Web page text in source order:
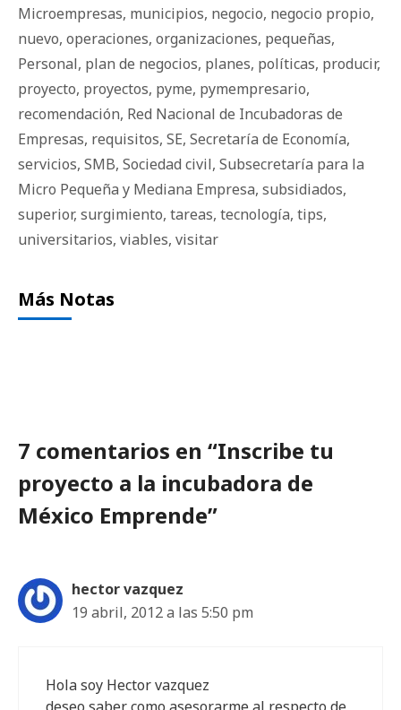
Microempresas, municipios, negocio, negocio propio,
nuevo, operaciones, organizaciones, pequeñas,
Personal, plan de negocios, planes, políticas, producir,
proyecto, proyectos, pyme, pymempresario,
recomendación, Red Nacional de Incubadoras de
Empresas, requisitos, SE, Secretaría de Economía,
servicios, SMB, Sociedad civil, Subsecretaría para la
Micro Pequeña y Mediana Empresa, subsidiados,
superior, surgimiento, tareas, tecnología, tips,
universitarios, viables, visitar
Más Notas
7 comentarios en “Inscribe tu
proyecto a la incubadora de
México Emprende”
hector vazquez
19 abril, 2012 a las 5:50 pm
Hola soy Hector vazquez